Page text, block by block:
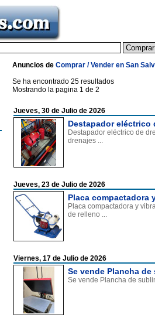
Anuncios de Comprar / Vender en San
Se ha encontrado 25 resultados
Mostrando la pagina 1 de 2
Jueves, 30 de Julio de 2026
Destapador eléctrico
Destapador eléctrico de
drenajes ...
Jueves, 23 de Julio de 2026
Placa compactadora
Placa compactadora y
de relleno ...
Viernes, 17 de Julio de 2026
Se vende Plancha
Se vende Plancha de